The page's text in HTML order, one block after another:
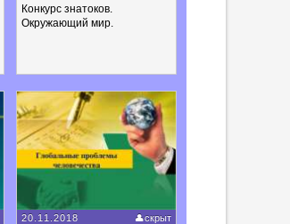
Конкурс знатоков.
Окружающий мир.
20.11.2018 скрыт